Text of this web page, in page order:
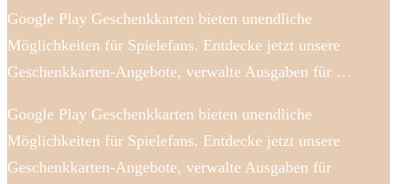
Google Play Geschenkkarten bieten unendliche
Möglichkeiten für Spielefans. Entdecke jetzt unsere
Geschenkkarten-Angebote, verwalte Ausgaben für …
Google Play Geschenkkarten bieten unendliche
Möglichkeiten für Spielefans. Entdecke jetzt unsere
Geschenkkarten-Angebote, verwalte Ausgaben für